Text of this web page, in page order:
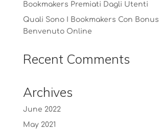
Bookmakers Premiati Dagli Utenti
Quali Sono I Bookmakers Con Bonus
Benvenuto Online
Recent Comments
Archives
June 2022
May 2021